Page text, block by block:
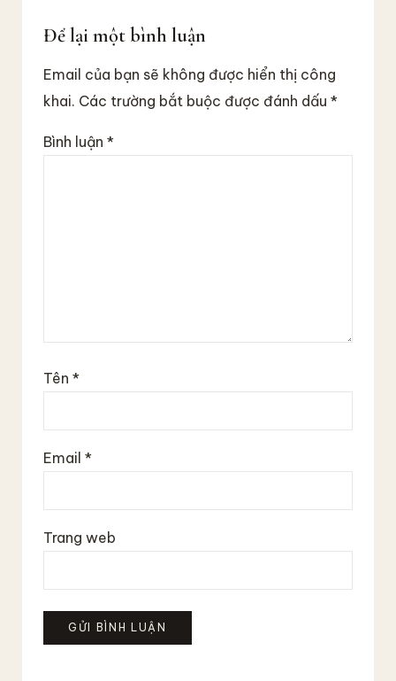
Để lại một bình luận
Email của bạn sẽ không được hiển thị công
khai. Các trường bắt buộc được đánh dấu *
Bình luận *
Tên *
Email *
Trang web